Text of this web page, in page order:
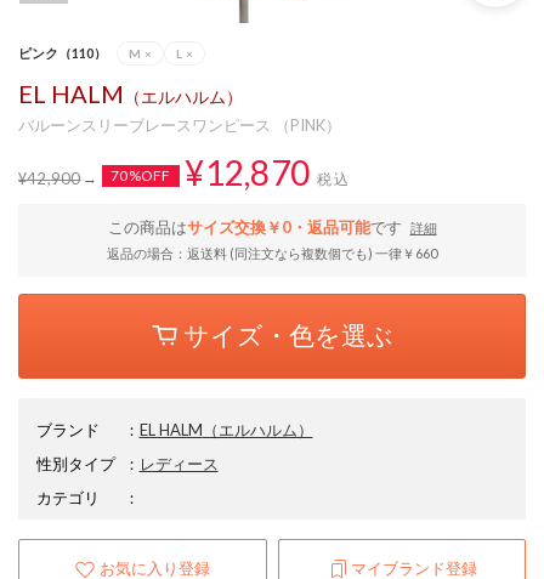
ピンク（110） M × L ×
EL HALM （エルハルム）
バルーンスリーブレースワンピース （PINK）
¥42,900 70%OFF ¥12,870 税込
この商品はサイズ交換￥0・返品可能です
詳細
返品の場合：返送料 (同注文なら複数個でも) 一律￥660
サイズ・色を選ぶ
ブランド ： EL HALM （エルハルム）
性別タイプ
： レディース
カテゴリ
：
お気に入り登録 マイブランド登録